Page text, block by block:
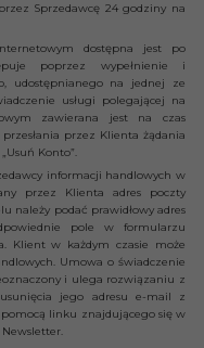
Sprzedawcę 24 godziny na
dostępna jest po
poprzez wypełnienie i
udostępnianego na jednej ze
usługi polegającej na
zawierana jest na czas
przez Klienta żądania
Konto”.
informacji handlowych w
przez Klienta adres poczty
należy podać prawidłowy adres
pole w formularzu
Klient w każdym czasie może
Umowa o świadczenie
i ulega rozwiązaniu z
jego adresu e-mail z
linku znajdującego się w